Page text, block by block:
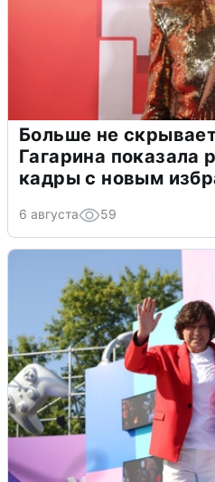
Больше не
Гагарина показала
кадры с новым
6 августа 59